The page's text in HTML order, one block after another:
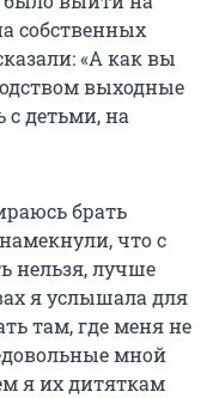
собственных
«А как вы
выходные
с детьми, на
брать
что с
нельзя, лучше
я услышала для
там, где меня не
мной
я их дитяткам